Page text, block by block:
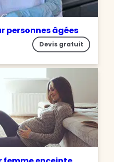
personnes âgées
Devis gratuit